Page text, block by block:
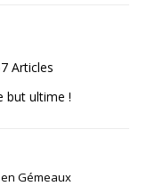
Articles
but ultime !
Gémeaux